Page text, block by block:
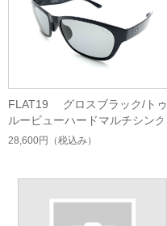
FLAT19 グロスブラック/トゥ
ルービューハードマルチシング
ルコート
28,600円 （税込み）